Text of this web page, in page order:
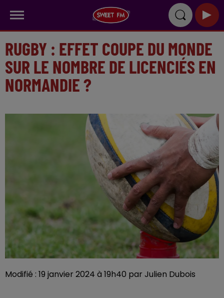
RUGBY : EFFET COUPE DU MONDE
SUR LE NOMBRE DE LICENCIÉS EN
NORMANDIE ?
Modifié : 19 janvier 2024 à 19h40 par Julien Dubois